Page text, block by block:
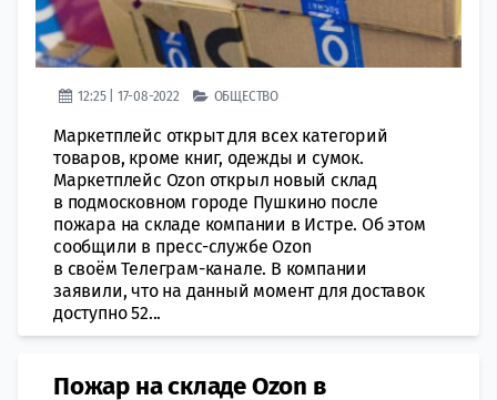
12:25 | 17-08-2022 ОБЩЕСТВО
Маркетплейс открыт для всех категорий
товаров, кроме книг, одежды и сумок.
Маркетплейс Ozon открыл новый склад
в подмосковном городе Пушкино после
пожара на складе компании в Истре. Об этом
сообщили в пресс-службе Ozon
в своём Телеграм-канале. В компании
заявили, что на данный момент для доставок
доступно 52...
Пожар на складе Ozon в